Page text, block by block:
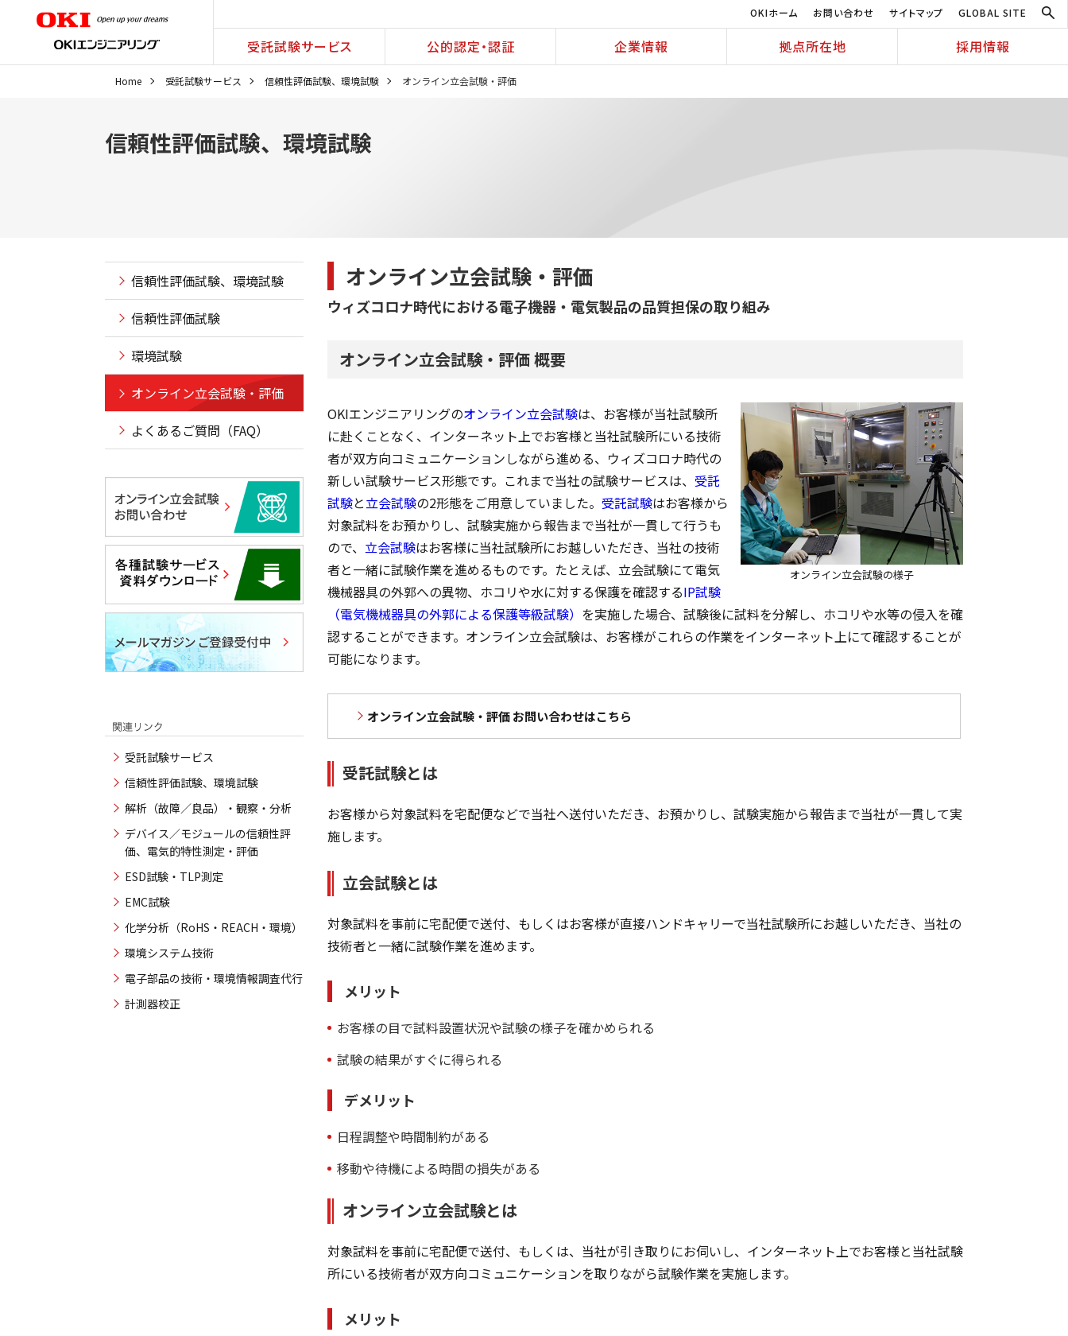
OKIホーム お問い合わせ サイトマップ GLOBAL SITE
受託試験サービス 公的認定・認証 企業情報 拠点所在地 採用情報
Home 受託試験サービス 信頼性評価試験、環境試験 オンライン立会試験・評価
信頼性評価試験、環境試験
オンライン立会試験・評価
ウィズコロナ時代における電子機器・電気製品の品質担保の取り組み
オンライン立会試験・評価 概要
オンライン立会試験の様子
OKIエンジニアリングのオンライン立会試験は、お客様が当社試験所
に赴くことなく、インターネット上でお客様と当社試験所にいる技術
者が双方向コミュニケーションしながら進める、ウィズコロナ時代の
新しい試験サービス形態です。これまで当社の試験サービスは、 受託
試験と立会試験の2形態をご用意していました。 受託試験はお客様から
対象試料をお預かりし、試験実施から報告まで当社が一貫して行うも
ので、 立会試験はお客様に当社試験所にお越しいただき、当社の技術
者と一緒に試験作業を進めるものです。たとえば、立会試験にて電気
機械器具の外郭への異物、ホコリや水に対する保護を確認するIP試験
（電気機械器具の外郭による保護等級試験） を実施した場合、試験後に試料を分解し、ホコリや水等の侵入を確
認することができます。オンライン立会試験は、お客様がこれらの作業をインターネット上にて確認することが
可能になります。
オンライン立会試験・評価 お問い合わせはこちら
受託試験とは
お客様から対象試料を宅配便などで当社へ送付いただき、お預かりし、試験実施から報告まで当社が一貫して実
施します。
立会試験とは
対象試料を事前に宅配便で送付、もしくはお客様が直接ハンドキャリーで当社試験所にお越しいただき、当社の
技術者と一緒に試験作業を進めます。
メリット
お客様の目で試料設置状況や試験の様子を確かめられる
試験の結果がすぐに得られる
デメリット
日程調整や時間制約がある
移動や待機による時間の損失がある
オンライン立会試験とは
対象試料を事前に宅配便で送付、もしくは、当社が引き取りにお伺いし、インターネット上でお客様と当社試験
所にいる技術者が双方向コミュニケーションを取りながら試験作業を実施します。
メリット
信頼性評価試験、環境試験
信頼性評価試験
環境試験
オンライン立会試験・評価
よくあるご質問（FAQ）
受託試験サービス
信頼性評価試験、環境試験
解析（故障／良品）・観察・分析
デバイス／モジュールの信頼性評
価、電気的特性測定・評価
ESD試験・TLP測定
EMC試験
化学分析（RoHS・REACH・環境）
環境システム技術
電子部品の技術・環境情報調査代行
計測器校正